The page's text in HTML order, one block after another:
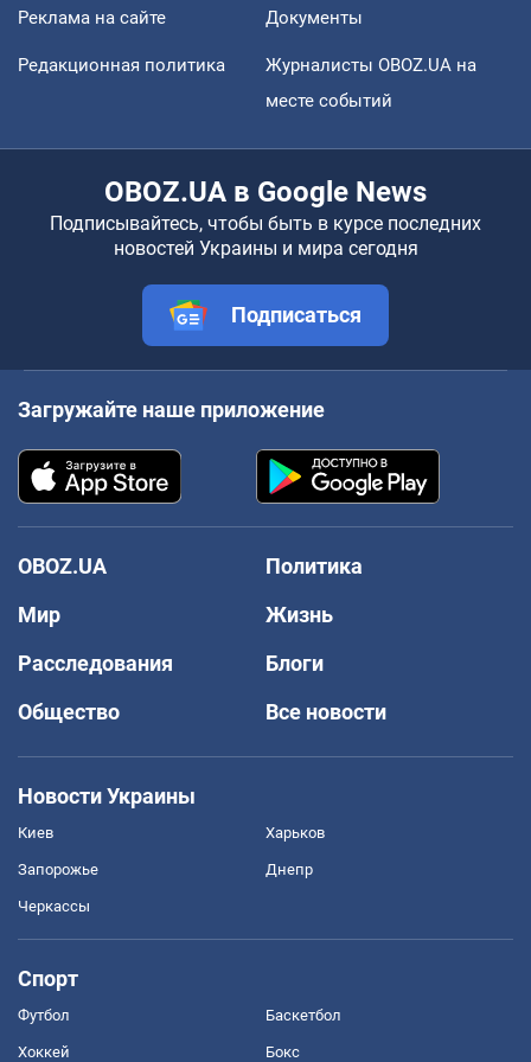
Реклама на сайте Документы
Редакционная политика
Журналисты OBOZ.UA на
месте событий
OBOZ.UA в Google News
Подписывайтесь, чтобы быть в курсе последних
новостей Украины и мира сегодня
Подписаться
Загружайте наше приложение
OBOZ.UA
Политика
Мир
Жизнь
Расследования
Блоги
Общество
Все новости
Новости Украины
Киев Харьков
Запорожье Днепр
Черкассы
Спорт
Футбол Баскетбол
Хоккей Бокс